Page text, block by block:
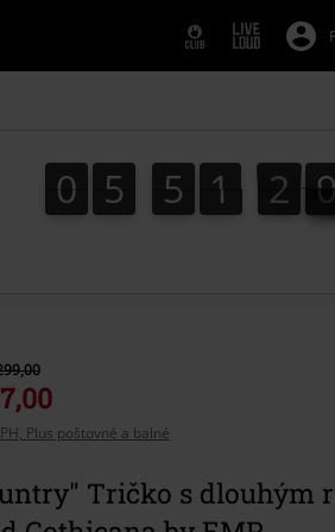
0
0 5
5 5
5 1
1 1
2
1 7
9
8
Plus poštovné a balné
Tričko s dlouhým